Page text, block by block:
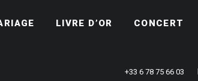
LIVRE D’OR CONCERT
+33 6 78 75 66 03